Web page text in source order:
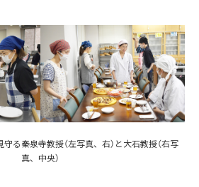
守る秦泉寺教授（左写真、右）と大石教授（右写
真、中央）